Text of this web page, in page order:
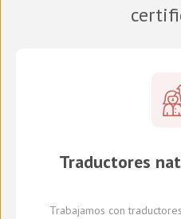
Traductores
Trabajamos con traductores